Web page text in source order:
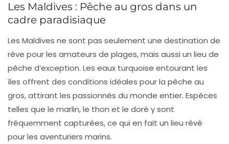
Les Maldives : Pêche au gros dans un
cadre paradisiaque
Les Maldives ne sont pas seulement une destination de
rêve pour les amateurs de plages, mais aussi un lieu de
pêche d’exception. Les eaux turquoise entourant les
îles offrent des conditions idéales pour la pêche au
gros, attirant les passionnés du monde entier. Espèces
telles que le marlin, le thon et le doré y sont
fréquemment capturées, ce qui en fait un lieu rêvé
pour les aventuriers marins.